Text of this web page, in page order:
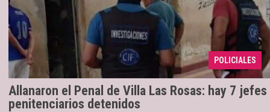
POLICIALES
Allanaron el Penal de Villa Las Rosas: hay 7 jefes
penitenciarios detenidos
06/12/2023
Esta mañana el Cuerpo de
Investigaciones Fiscales (CIF) llevan adelante los
allanamientos. La causa sería por el ingreso de
drogas y celulares a camb ...